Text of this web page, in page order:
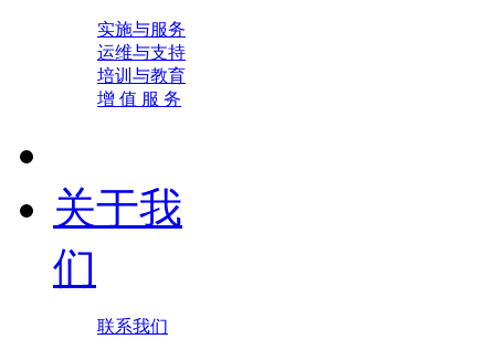
实施与服务
运维与支持
培训与教育
增 值 服 务
关于我
们
联系我们